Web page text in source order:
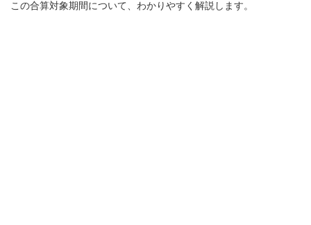
この合算対象期間について、わかりやすく解説します。